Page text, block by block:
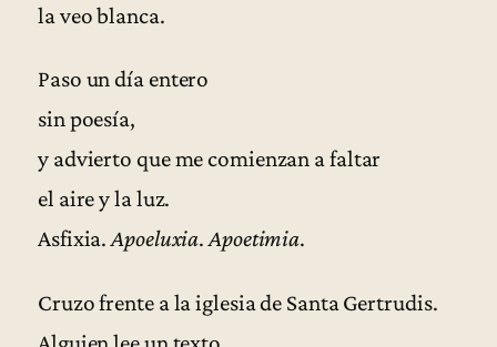
la veo blanca.
Paso un día entero
sin poesía,
y advierto que me comienzan a faltar
el aire y la luz.
Asfixia.Apoeluxia.Apoetimia.
Cruzo frente a la iglesia de Santa Gertrudis.